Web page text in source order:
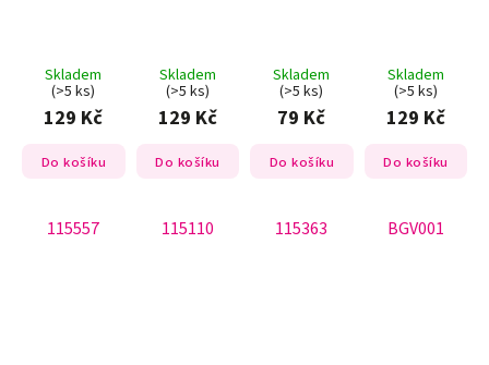
Skladem
(>5 ks)
129 Kč
Do košíku
Skladem
(>5 ks)
129 Kč
Do košíku
Skladem
(>5 ks)
79 Kč
Do košíku
Skladem
(>5 ks)
129 Kč
Do košíku
115557 115110 115363 BGV001